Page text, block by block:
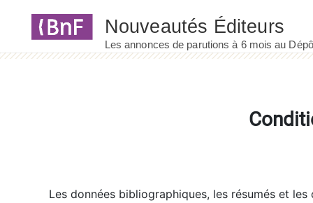
Les données bibliographiques, les résumés et